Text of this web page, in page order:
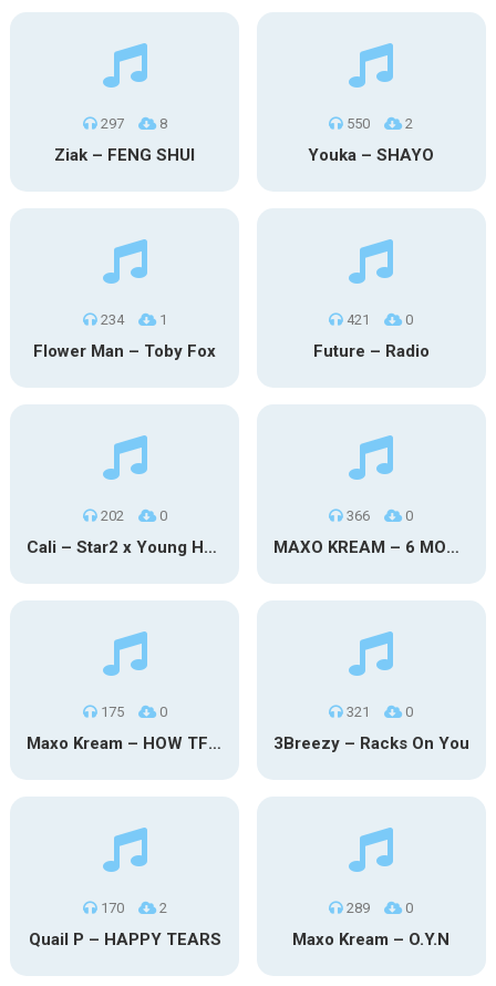
297 8
Ziak – FENG SHUI
550 2
Youka – SHAYO
234 1
Flower Man – Toby Fox
421 0
Future – Radio
202 0
Cali – Star2 x Young Henny
366 0
MAXO KREAM – 6 MONTHS CLEAN
175 0
Maxo Kream – HOW TF I’M LUCKY
321 0
3Breezy – Racks On You
170 2
Quail P – HAPPY TEARS
289 0
Maxo Kream – O.Y.N